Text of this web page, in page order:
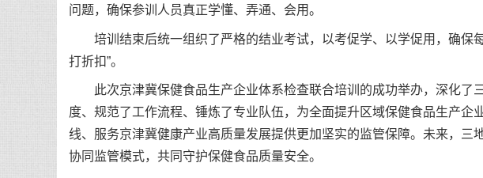
问题，确保参训人员真正学懂、弄通、会用。
培训结束后统一组织了严格的结业考试，以考促学、以学促用，确保
打折扣”。
此次京津冀保健食品生产企业体系检查联合培训的成功举办，深化了
度、规范了工作流程、锤炼了专业队伍，为全面提升区域保健食品生产企
线、服务京津冀健康产业高质量发展提供更加坚实的监管保障。未来，三
协同监管模式，共同守护保健食品质量安全。